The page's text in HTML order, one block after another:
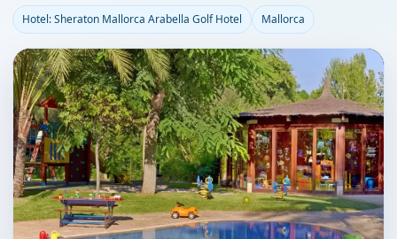
Hotel: Sheraton Mallorca Arabella Golf Hotel Mallorca